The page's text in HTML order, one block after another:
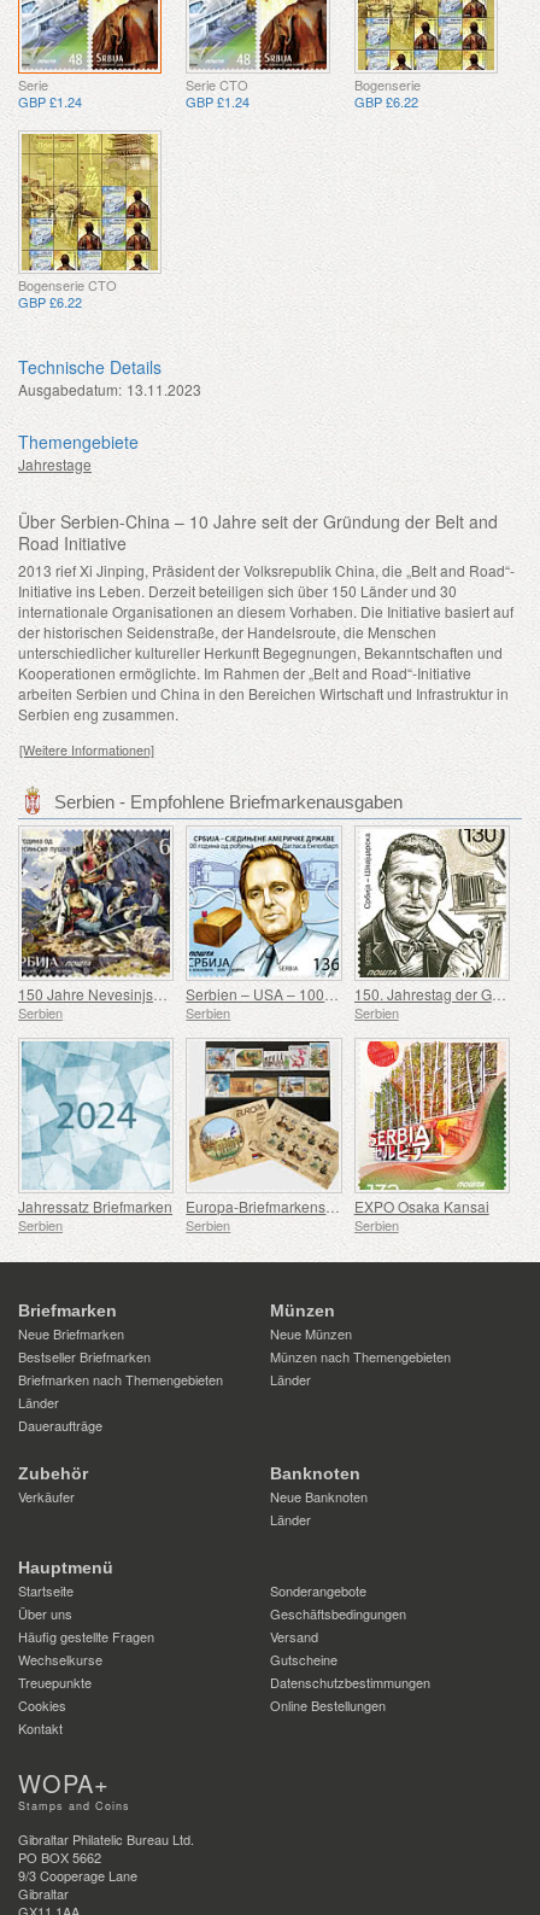
Serie
GBP £1.24
Serie CTO
GBP £1.24
Bogenserie
GBP £6.22
Bogenserie CTO
GBP £6.22
Technische Details
Ausgabedatum: 13.11.2023
Themengebiete
Jahrestage
Über Serbien-China – 10 Jahre seit der Gründung der Belt and
Road Initiative
2013 rief Xi Jinping, Präsident der Volksrepublik China, die „Belt and Road“-
Initiative ins Leben. Derzeit beteiligen sich über 150 Länder und 30
internationale Organisationen an diesem Vorhaben. Die Initiative basiert auf
der historischen Seidenstraße, der Handelsroute, die Menschen
unterschiedlicher kultureller Herkunft Begegnungen, Bekanntschaften und
Kooperationen ermöglichte. Im Rahmen der „Belt and Road“-Initiative
arbeiten Serbien und China in den Bereichen Wirtschaft und Infrastruktur in
Serbien eng zusammen.
[Weitere Informationen]
Serbien - Empfohlene Briefmarkenausgaben
150 Jahre Nevesinjska puška
Serbien
Serbien – USA – 100. Geburtstag von Douglas Engelbart
Serbien
150. Jahrestag der Geburt von Rodolphe Archibald Reiss
Serbien
Jahressatz Briefmarken
Serbien
Europa-Briefmarkensatz 2007-2016
Serbien
EXPO Osaka Kansai
Serbien
Briefmarken
Neue Briefmarken
Bestseller Briefmarken
Briefmarken nach Themengebieten
Länder
Daueraufträge
Münzen
Neue Münzen
Münzen nach Themengebieten
Länder
Zubehör
Verkäufer
Banknoten
Neue Banknoten
Länder
Hauptmenü
Startseite
Sonderangebote
Über uns
Geschäftsbedingungen
Häufig gestellte Fragen
Versand
Wechselkurse
Gutscheine
Treuepunkte
Datenschutzbestimmungen
Cookies
Online Bestellungen
Kontakt
WOPA+
Stamps and Coins
Gibraltar Philatelic Bureau Ltd.
PO BOX 5662
9/3 Cooperage Lane
Gibraltar